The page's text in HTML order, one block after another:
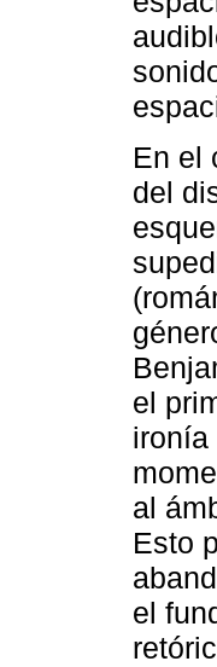
En el
del
el
ironía
al
Esto
el